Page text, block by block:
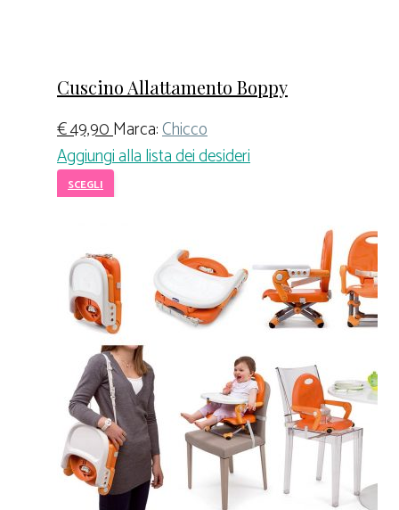
Cuscino Allattamento Boppy
€49,90Marca:Chicco
Aggiungi alla lista dei desideri
SCEGLI